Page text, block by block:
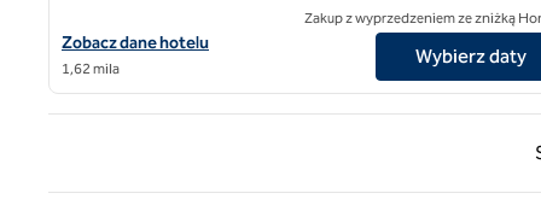
Zobacz szczegóły hotelu Nobu Hotel Warsaw, SLH Hotel
Zobacz dane hotelu
1,62 mila
Zakup z wyprzedzeniem ze zniżką
Wybierz daty